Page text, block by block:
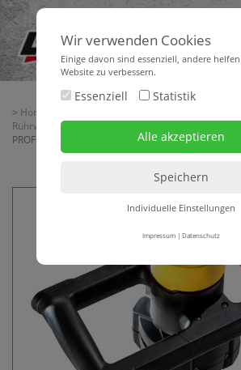
> Home
Rührwerkzeuge
PROFOX 1.300 W
Wir verwenden Cookies
Einige davon sind essenziell, andere
Website zu verbessern.
Essenziell Statistik
Individuelle Einstellungen
Impressum| Datenschutz